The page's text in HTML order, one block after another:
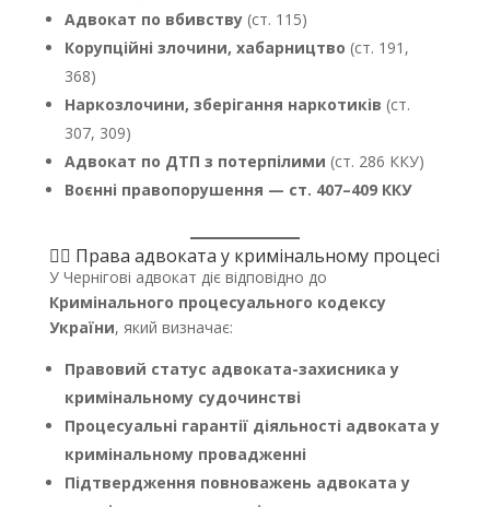
Адвокат по вбивству(ст. 115)
Корупційні злочини, хабарництво (ст. 191,
368)
Наркозлочини, зберігання наркотиків (ст.
307, 309)
Адвокат по ДТП з потерпілими (ст. 286 ККУ)
Воєнні правопорушення — ст. 407–409 ККУ
👨‍⚖️ Права адвоката у кримінальному процесі
У Чернігові адвокат діє відповідно до
Кримінального процесуального кодексу
України, який визначає:
Правовий статус адвоката-захисника у
кримінальному судочинстві
Процесуальні гарантії діяльності адвоката у
кримінальному провадженні
Підтвердження повноважень адвоката у